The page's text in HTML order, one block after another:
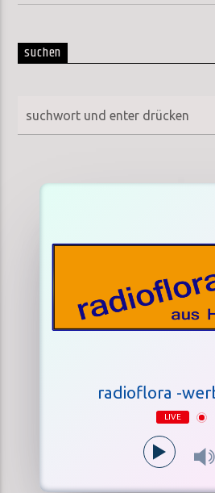
suchen
radioflora -
LIVE